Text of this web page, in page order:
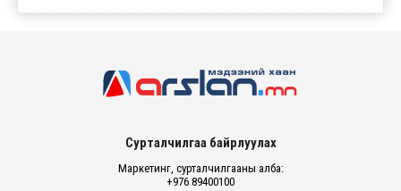
Сурталчилгаа байрлуулах
Маркетинг, сурталчилгааны алба:
+976 89400100